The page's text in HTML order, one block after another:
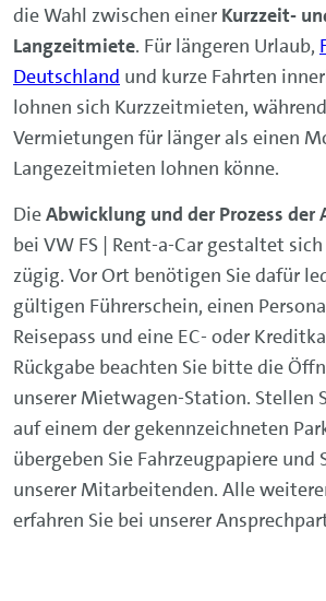
die Wahl zwischen einer Kurzzeit-
Langzeitmiete. Für längeren Urlaub,
Deutschland und kurze Fahrten
lohnen sich Kurzzeitmieten,
Vermietungen für länger als einen
Langezeitmieten lohnen könne.
DieAbwicklung und der Prozess
bei VW FS | Rent-a-Car gestaltet
zügig. Vor Ort benötigen Sie dafür
gültigen Führerschein, einen
Reisepass und eine EC- oder
Rückgabe beachten Sie bitte die
unserer Mietwagen-Station. Stellen
auf einem der gekennzeichneten
übergeben Sie Fahrzeugpapiere und
unserer Mitarbeitenden. Alle
erfahren Sie bei unserer